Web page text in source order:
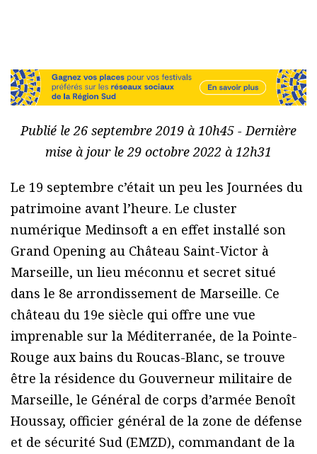
Publié le 26 septembre 2019 à 10h45 - Dernière
mise à jour le 29 octobre 2022 à 12h31
Le 19 septembre c’était un peu les Journées du
patrimoine avant l’heure. Le cluster
numérique Medinsoft a en effet installé son
Grand Opening au Château Saint-Victor à
Marseille, un lieu méconnu et secret situé
dans le 8e arrondissement de Marseille. Ce
château du 19e siècle qui offre une vue
imprenable sur la Méditerranée, de la Pointe-
Rouge aux bains du Roucas-Blanc, se trouve
être la résidence du Gouverneur militaire de
Marseille, le Général de corps d’armée Benoît
Houssay, officier général de la zone de défense
et de sécurité Sud (EMZD), commandant de la